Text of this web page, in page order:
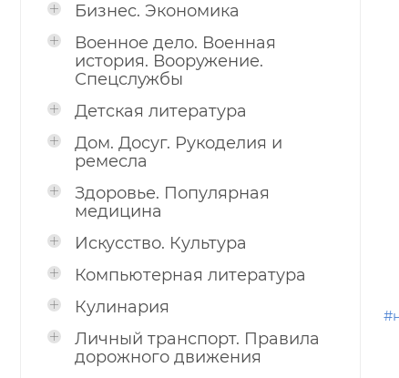
Бизнес. Экономика
Военное дело. Военная
история. Вооружение.
Спецслужбы
Детская литература
Дом. Досуг. Рукоделия и
ремесла
Здоровье. Популярная
медицина
Искусство. Культура
Компьютерная литература
Кулинария
Личный транспорт. Правила
дорожного движения